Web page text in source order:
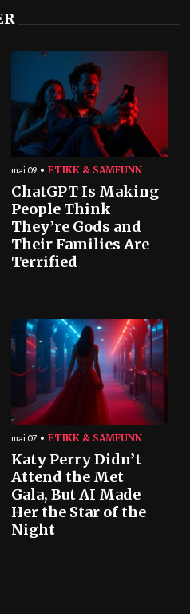
mai 09 ETIKK & SAMFUNN
ChatGPT Is Making
People Think
They’re Gods and
Their Families Are
Terrified
mai 07 ETIKK & SAMFUNN
Katy Perry Didn’t
Attend the Met
Gala, But AI Made
Her the Star of the
Night